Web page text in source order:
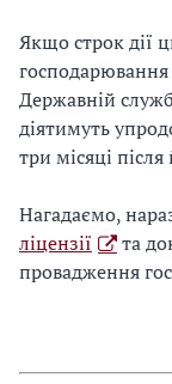
Якщо строк дії
господарювання
Державній
діятимуть
три місяці
Нагадаємо,
ліцензії
та
провадження